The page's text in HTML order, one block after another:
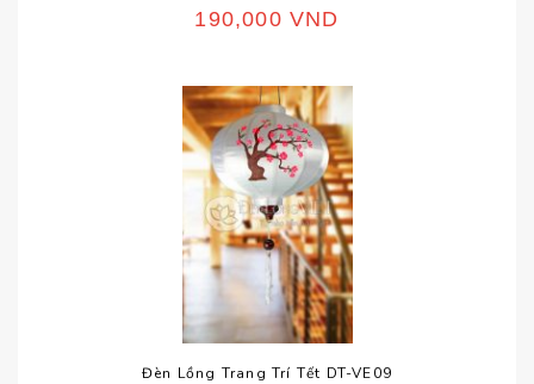
190,000 VND
Đèn Lồng Trang Trí Tết DT-VE09